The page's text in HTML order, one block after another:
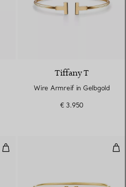
Tiffany T
Wire Armreif in Gelbgold
€ 3.950
Wire Ring mit Diamanten in